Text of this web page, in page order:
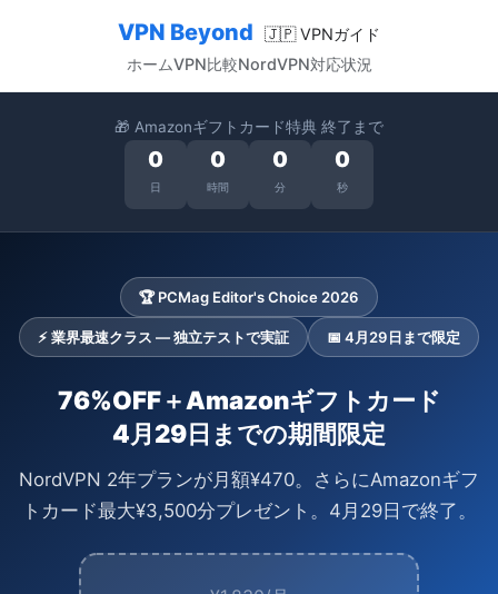
VPN Beyond
🇯🇵 VPNガイド
ホームVPN比較NordVPN対応状況
🎁 Amazonギフトカード特典 終了まで
0
日
0
時間
0
分
0
秒
🏆 PCMag Editor's Choice 2026
⚡ 業界最速クラス — 独立テストで実証 📅 4月29日まで限定
76%OFF＋Amazonギフトカード
4月29日までの期間限定
NordVPN 2年プランが月額¥470。さらにAmazonギフ
トカード最大¥3,500分プレゼント。4月29日で終了。